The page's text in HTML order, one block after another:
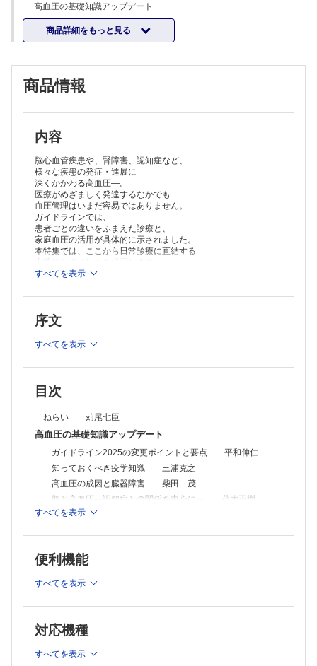
高血圧の基礎知識アップデート
ガイドライン2025の変更ポイントと要点 平和伸仁
知っておくべき疫学知識 三浦克之
高血圧の成因と臓器障害 柴田 茂
高血圧とリスクの診断
高血圧の診断 辰巳友佳子，大久保孝義
リスク評価の実際 中川直樹
高血圧の最新治療・管理
降圧治療の手順と目標値 岸 拓弥
非薬物療法の実際 荒川仁香
降圧薬治療の進めかた 甲斐久史
治療抵抗性高血圧の治療 桂田健一
高齢者高血圧の治療 山本浩一
若年・小児の高血圧 田中敦史，野出孝一
妊娠高血圧症候群 目時弘仁
糖尿病・肥満合併高血圧の治療 古橋眞人
CKD合併高血圧の治療 金口 翔，田村功一
心房細動・心不全合併高血圧の治療 徳武大輔，大石 充
日本内分泌学会 創設100周年企画
内分泌疾患を見逃さないために
連載
異常所見は？ 畠 二郎
～行政への通報・連携とカルテ開示拒否の法的判断～ 松村武志
商品詳細をもっと見る
商品情報
内容
脳心血管疾患や、腎障害、認知症など、
様々な疾患の発症・進展に
深くかかわる高血圧―。
医療がめざましく発達するなかでも
血圧管理はいまだ容易ではありません。
ガイドラインでは、
患者ごとの違いをふまえた診療と、
家庭血圧の活用が具体的に示されました。
本特集では、ここから日常診療に直結する
実践的なポイントを提示します。
すべてを表示
序文
すべてを表示
目次
ねらい 苅尾七臣
高血圧の基礎知識アップデート
ガイドライン2025の変更ポイントと要点 平和伸仁
知っておくべき疫学知識 三浦克之
高血圧の成因と臓器障害 柴田 茂
脳と高血圧―認知症との関係を中心に― 茂木正樹
なぜ，今，血圧朝活キャンペーンなのか 苅尾七臣
高血圧の診断 辰巳友佳子，大久保孝義
二次性高血圧の診断の実際 吉田雄一，柴田洋孝
薬剤性高血圧の最新知見 山﨑大輔，小西啓夫，西山 成
降圧治療の手順と目標値 岸 拓弥
非薬物療法の実際 荒川仁香
すべてを表示
便利機能
すべてを表示
対応機種
すべてを表示